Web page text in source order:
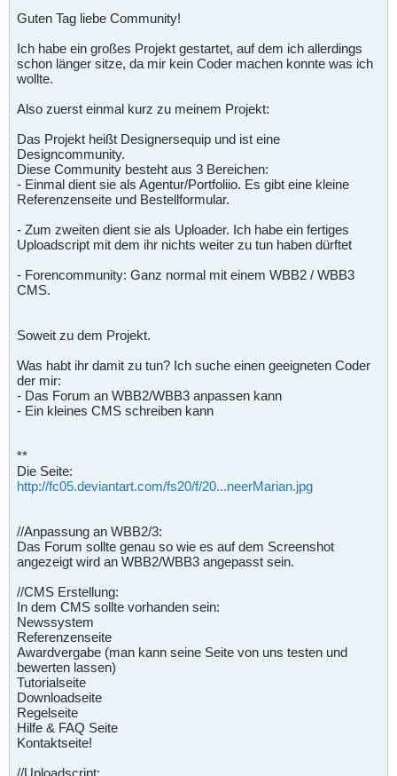
Guten Tag liebe Community!
Ich habe ein großes Projekt gestartet, auf dem ich allerdings
schon länger sitze, da mir kein Coder machen konnte was ich
wollte.
Also zuerst einmal kurz zu meinem Projekt:
Das Projekt heißt Designersequip und ist eine
Designcommunity.
Diese Community besteht aus 3 Bereichen:
- Einmal dient sie als Agentur/Portfoliio. Es gibt eine kleine
Referenzenseite und Bestellformular.
- Zum zweiten dient sie als Uploader. Ich habe ein fertiges
Uploadscript mit dem ihr nichts weiter zu tun haben dürftet
- Forencommunity: Ganz normal mit einem WBB2 / WBB3
CMS.
Soweit zu dem Projekt.
Was habt ihr damit zu tun? Ich suche einen geeigneten Coder
der mir:
- Das Forum an WBB2/WBB3 anpassen kann
- Ein kleines CMS schreiben kann
**
Die Seite:
http://fc05.deviantart.com/fs20/f/20...neerMarian.jpg
//Anpassung an WBB2/3:
Das Forum sollte genau so wie es auf dem Screenshot
angezeigt wird an WBB2/WBB3 angepasst sein.
//CMS Erstellung:
In dem CMS sollte vorhanden sein:
Newssystem
Referenzenseite
Awardvergabe (man kann seine Seite von uns testen und
bewerten lassen)
Tutorialseite
Downloadseite
Regelseite
Hilfe & FAQ Seite
Kontaktseite!
//Uploadscript: